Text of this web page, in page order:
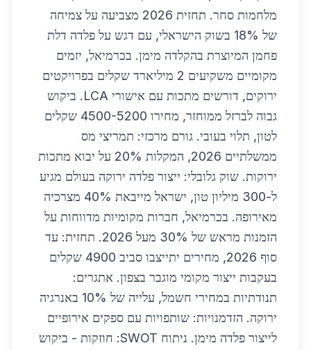
מלחמות סחר. תחזית 2026 מצביעה על צמיחה
של 18% בשוק הישראלי, עם דגש על פלדה דלת
פחמן המיוצרת בהקלדה מימן. בכרמיאל, יזמים
מקומיים משקיעים 2 מיליארד שקלים בפרויקטים
ירוקים, דורשים מתכות עם אישורי LCA. ביקוש
גבוה לברזל ממוחזר, מחירו 4500-5200 שקלים
לטון, תלוי בעובי. גורם מרכזי: תמריצי מס
ממשלתיים 2026, המקלות 20% על יבוא מתכות
ירוקות. שוק גלובלי: ייצור פלדה ירוקה בעולם מגיע
ל-300 מיליון טון, ישראל מייבאת 40% מצרכיה
מאירופה. בכרמיאל, חברות מקומיות מדווחות על
הזמנות מראש של 30% מעל 2026. תחזית: עד
סוף 2026, מחירים יתייצבו סביב 4900 שקלים
בעקבות ייצור מקומי מוגבר בצפון. אתגרים:
תנודתיות במחירי חשמל, עלייה של 10% באנרגיה
ירוקה. הזדמנויות: שותפויות עם ספקים אירופיים
לייצור פלדה מימן. ניתוח SWOT: חוזקות - ביקוש